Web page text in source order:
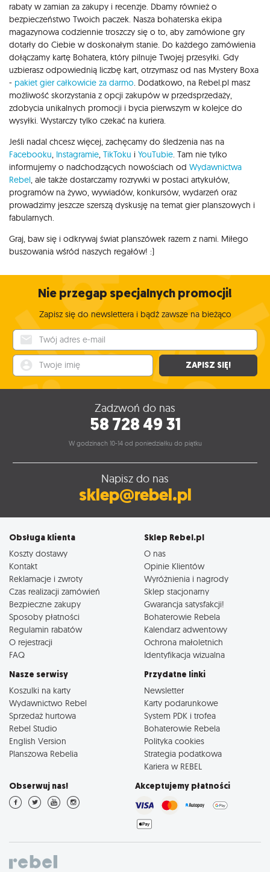
rabaty w zamian za zakupy i recenzje. Dbamy również o
bezpieczeństwo Twoich paczek. Nasza bohaterska ekipa
magazynowa codziennie troszczy się o to, aby zamówione gry
dotarły do Ciebie w doskonałym stanie. Do każdego zamówienia
dołączamy kartę Bohatera, który pilnuje Twojej przesyłki. Gdy
uzbierasz odpowiednią liczbę kart, otrzymasz od nas Mystery Boxa
- pakiet gier całkowicie za darmo. Dodatkowo, na Rebel.pl masz
możliwość skorzystania z opcji zakupów w przedsprzedaży,
zdobycia unikalnych promocji i bycia pierwszym w kolejce do
wysyłki. Wystarczy tylko czekać na kuriera.
Jeśli nadal chcesz więcej, zachęcamy do śledzenia nas na
Facebooku, Instagramie, TikToku i YouTubie. Tam nie tylko
informujemy o nadchodzących nowościach od Wydawnictwa
Rebel, ale także dostarczamy rozrywki w postaci artykułów,
programów na żywo, wywiadów, konkursów, wydarzeń oraz
prowadzimy jeszcze szerszą dyskusję na temat gier planszowych i
fabularnych.
Graj, baw się i odkrywaj świat planszówek razem z nami. Miłego
buszowania wśród naszych regałów! :)
Nie przegap specjalnych promocji!
Zapisz się do newslettera i bądź zawsze na bieżąco
ZAPISZ SIĘ!
Zadzwoń do nas
58 728 49 31
W godzinach 10-14 od poniedziałku do piątku
Napisz do nas
sklep@rebel.pl
Obsługa klienta
Koszty dostawy
Kontakt
Reklamacje i zwroty
Czas realizacji zamówień
Bezpieczne zakupy
Sposoby płatności
Regulamin rabatów
O rejestracji
FAQ
Sklep Rebel.pl
O nas
Opinie Klientów
Wyróżnienia i nagrody
Sklep stacjonarny
Gwarancja satysfakcji!
Bohaterowie Rebela
Kalendarz adwentowy
Ochrona małoletnich
Identyfikacja wizualna
Nasze serwisy
Koszulki na karty
Wydawnictwo Rebel
Sprzedaż hurtowa
Rebel Studio
English Version
Planszowa Rebelia
Przydatne linki
Newsletter
Karty podarunkowe
System PDK i trofea
Bohaterowie Rebela
Polityka cookies
Strategia podatkowa
Kariera w REBEL
Obserwuj nas! Akceptujemy płatności